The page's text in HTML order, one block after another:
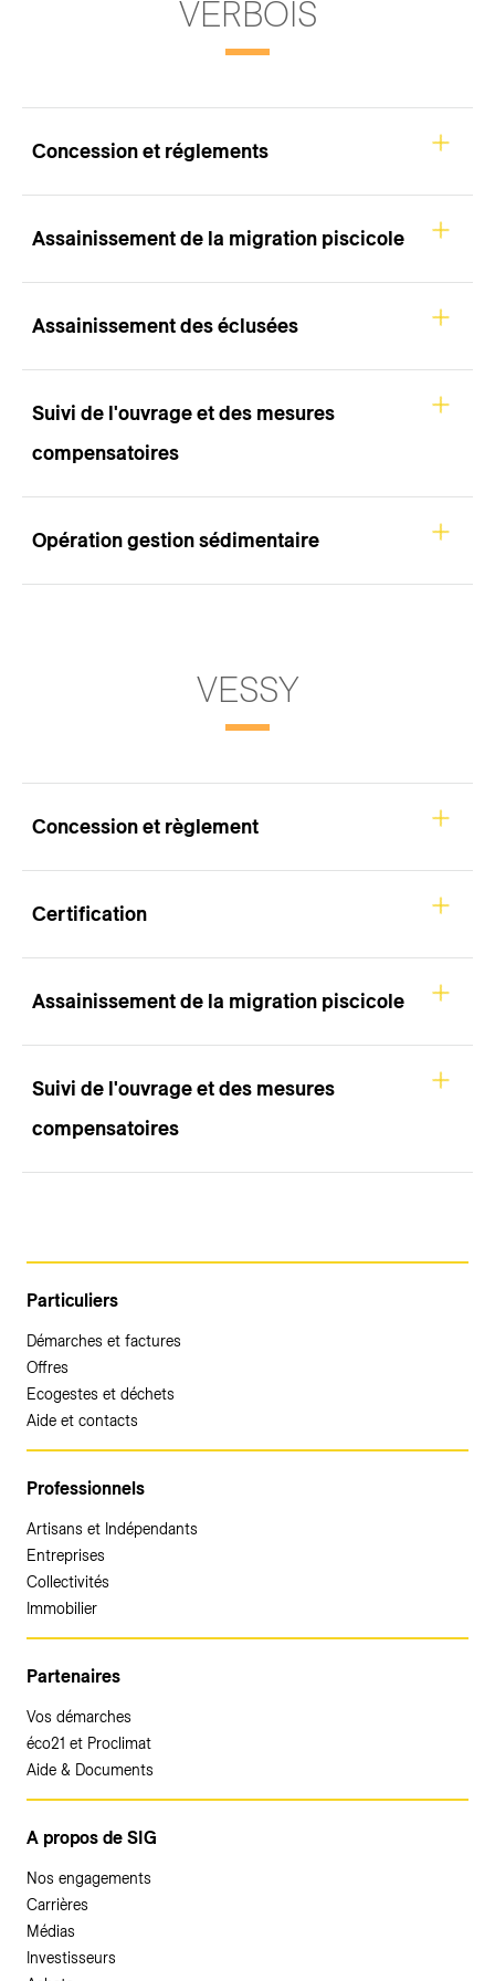
VERBOIS
Concession et réglements
Assainissement de la migration piscicole
Assainissement des éclusées
Suivi de l'ouvrage et des mesures
compensatoires
Opération gestion sédimentaire
VESSY
Concession et règlement
Certification
Assainissement de la migration piscicole
Suivi de l'ouvrage et des mesures
compensatoires
Particuliers
Démarches et factures
Offres
Ecogestes et déchets
Aide et contacts
Professionnels
Artisans et Indépendants
Entreprises
Collectivités
Immobilier
Partenaires
Vos démarches
éco21 et Proclimat
Aide & Documents
A propos de SIG
Nos engagements
Carrières
Médias
Investisseurs